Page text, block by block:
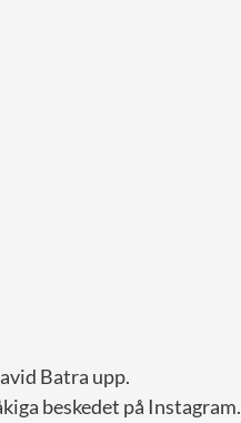
Batra upp.
beskedet på Instagram.